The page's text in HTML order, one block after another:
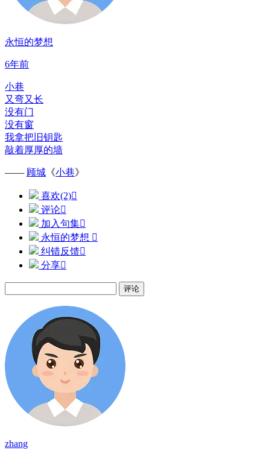
永恒的梦想
6年前
小巷
又弯又长
没有门
没有窗
我拿把旧钥匙
敲着厚厚的墙
—— 顾城 《小巷》
喜欢(2)
评论
加入句集
永恒的梦想 
纠错反馈
分享
评论
zhang